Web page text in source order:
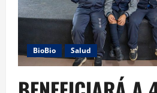
BioBio Salud